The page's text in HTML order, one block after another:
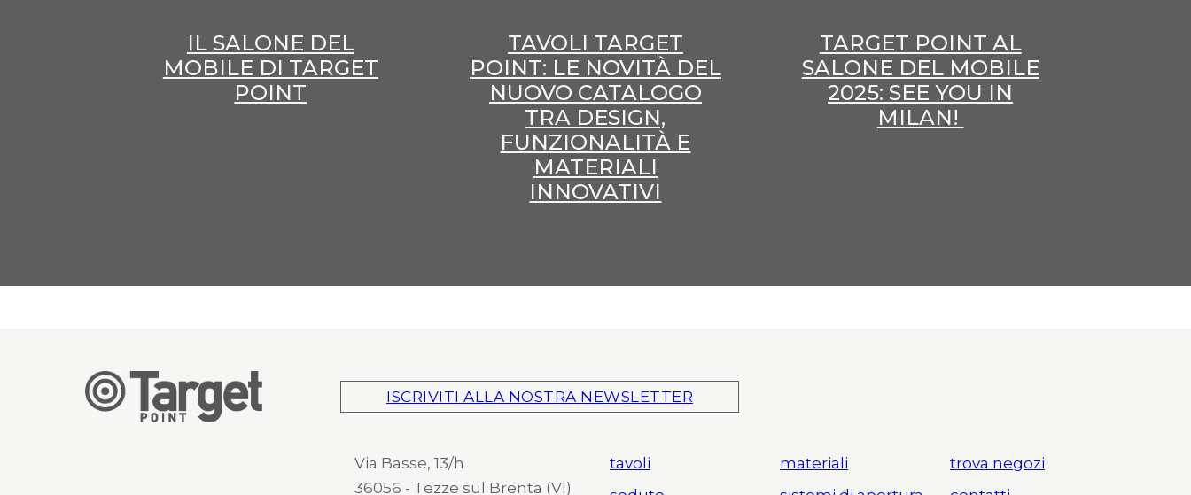
IL SALONE DEL
MOBILE DI TARGET
POINT
TAVOLI TARGET
POINT: LE NOVITÀ DEL
NUOVO CATALOGO
TRA DESIGN,
FUNZIONALITÀ E
MATERIALI
INNOVATIVI
TARGET POINT AL
SALONE DEL MOBILE
2025: SEE YOU IN
MILAN!
ISCRIVITI ALLA NOSTRA NEWSLETTER
Via Basse, 13/h
36056 - Tezze sul Brenta (VI)
tavoli
materiali
trova negozi